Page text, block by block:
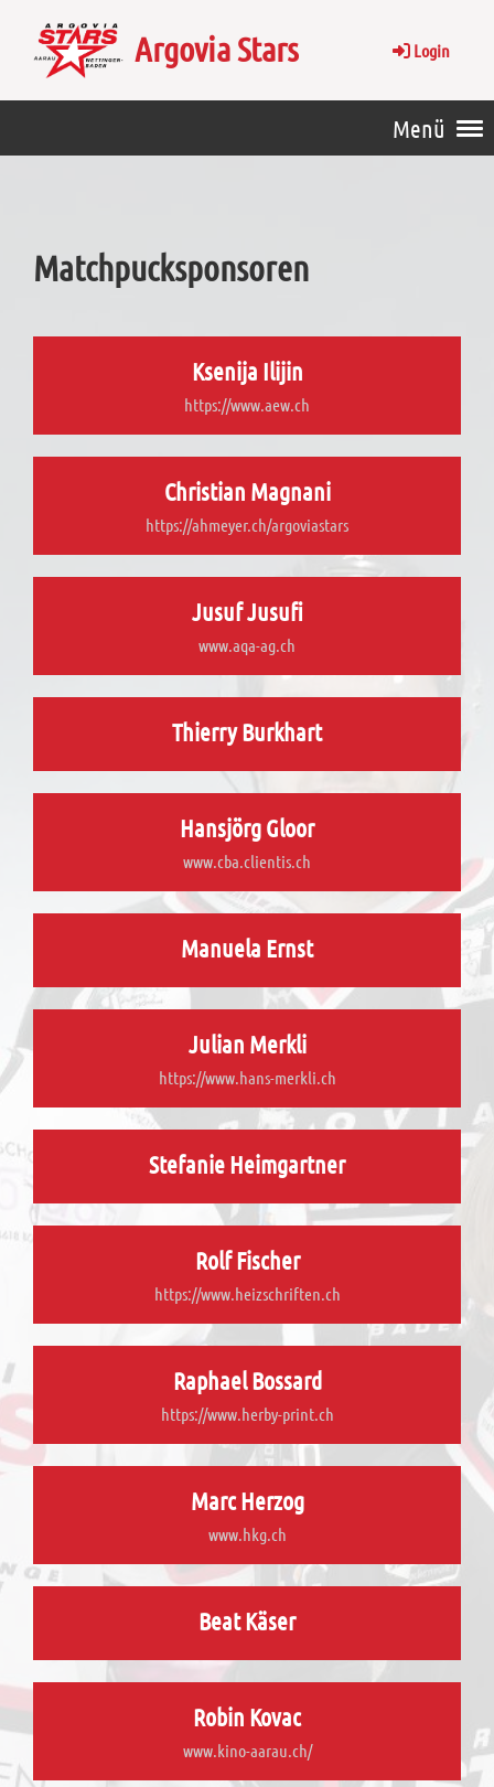
Argovia Stars Login
Menü
Matchpucksponsoren
Ksenija Ilijin
https://www.aew.ch
Christian Magnani
https://ahmeyer.ch/argoviastars
Jusuf Jusufi
www.aqa-ag.ch
Thierry Burkhart
Hansjörg Gloor
www.cba.clientis.ch
Manuela Ernst
Julian Merkli
https://www.hans-merkli.ch
Stefanie Heimgartner
Rolf Fischer
https://www.heizschriften.ch
Raphael Bossard
https://www.herby-print.ch
Marc Herzog
www.hkg.ch
Beat Käser
Robin Kovac
www.kino-aarau.ch/